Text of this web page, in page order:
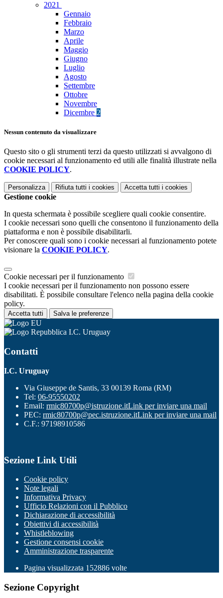
2021
Gennaio
Febbraio
Marzo
Aprile
Maggio
Giugno
Luglio
Agosto
Settembre
Ottobre
Novembre
Dicembre 2
Nessun contenuto da visualizzare
Questo sito o gli strumenti terzi da questo utilizzati si avvalgono di
cookie necessari al funzionamento ed utili alle finalità illustrate nella
COOKIE POLICY.
Personalizza Rifiuta tutti i cookies Accetta tutti i cookies
Gestione cookie
In questa schermata è possibile scegliere quali cookie consentire.
I cookie necessari sono quelli che consentono il funzionamento della
piattaforma e non è possibile disabilitarli.
Per conoscere quali sono i cookie necessari al funzionamento potete
visionare la COOKIE POLICY.
Cookie necessari per il funzionamento
I cookie necessari per il funzionamento non possono essere
disabilitati. È possibile consultare l'elenco nella pagina della cookie
policy.
Accetta tutti Salva le preferenze
I.C. Uruguay
Contatti
I.C. Uruguay
Via Giuseppe de Santis, 33 00139 Roma (RM)
Tel: 06-95550202
Email: rmic80700p@istruzione.itLink per inviare una mail
PEC: rmic80700p@pec.istruzione.itLink per inviare una mail
C.F.: 97198910586
Sezione Link Utili
Cookie policy
Note legali
Informativa Privacy
Ufficio Relazioni con il Pubblico
Dichiarazione di accessibilità
Obiettivi di accessibilità
Whistleblowing
Gestione consensi cookie
Amministrazione trasparente
Pagina visualizzata 152886 volte
Sezione Copyright